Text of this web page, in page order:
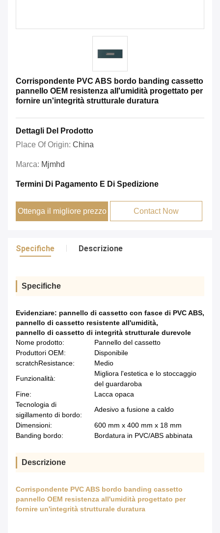
Corrispondente PVC ABS bordo banding cassetto
pannello OEM resistenza all'umidità progettato per
fornire un'integrità strutturale duratura
Dettagli Del Prodotto
Place Of Origin: China
Marca: Mjmhd
Termini Di Pagamento E Di Spedizione
Ottenga il migliore prezzo Contact Now
Specifiche Descrizione
Specifiche
Evidenziare: pannello di cassetto con fasce di PVC ABS,
pannello di cassetto resistente all'umidità,
pannello di cassetto di integrità strutturale durevole
Nome prodotto:
Pannello del cassetto
Produttori OEM:
Disponibile
scratchResistance:
Medio
Funzionalità:
Migliora l'estetica e lo stoccaggio
del guardaroba
Fine:
Lacca opaca
Tecnologia di
sigillamento di bordo:
Adesivo a fusione a caldo
Dimensioni:
600 mm x 400 mm x 18 mm
Banding bordo:
Bordatura in PVC/ABS abbinata
Descrizione
Corrispondente PVC ABS bordo banding cassetto
pannello OEM resistenza all'umidità progettato per
fornire un'integrità strutturale duratura